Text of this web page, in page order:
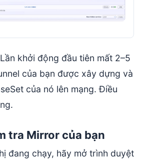
Lần khởi động đầu tiên mất 2–5
của bạn được xây dựng và
của nó lên mạng. Điều
tra Mirror của bạn
đang chạy, hãy mở trình duyệt